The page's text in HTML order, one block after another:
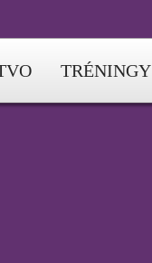
TRÉNINGY